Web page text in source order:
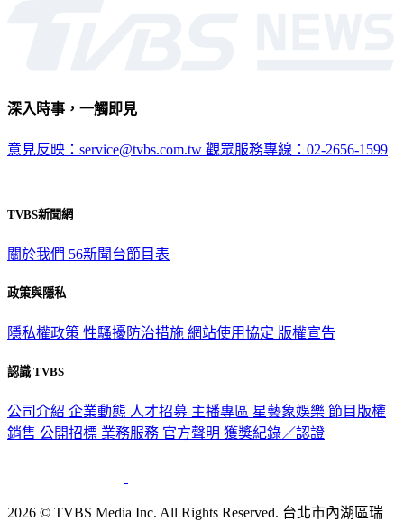
深入時事，一觸即見
意見反映：service@tvbs.com.tw 觀眾服務專線：02-2656-1599
TVBS新聞網
關於我們 56新聞台節目表
政策與隱私
隱私權政策 性騷擾防治措施 網站使用協定 版權宣告
認識 TVBS
公司介紹 企業動態 人才招募 主播專區 星藝象娛樂 節目版權
銷售 公開招標 業務服務 官方聲明 獲獎紀錄／認證
2026 © TVBS Media Inc. All Rights Reserved. 台北市內湖區瑞